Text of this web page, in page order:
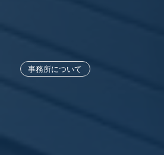
事務所について